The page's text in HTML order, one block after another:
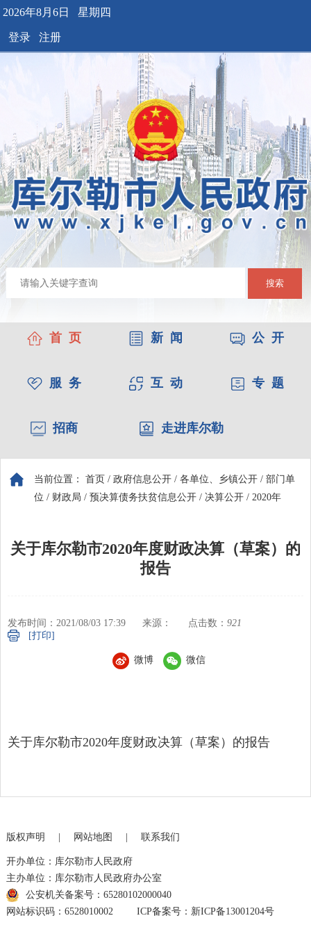
2026年8月6日 星期四
登录 注册
搜索
首 页 新 闻 公 开
服 务 互 动 专 题
招商 走进库尔勒
当前位置： 首页 / 政府信息公开 / 各单位、乡镇公开 / 部门单
位 / 财政局 / 预决算债务扶贫信息公开 / 决算公开 / 2020年
关于库尔勒市2020年度财政决算（草案）的
报告
发布时间：2021/08/03 17:39 来源： 点击数： 921
[打印]
微博 微信
关于库尔勒市2020年度财政决算（草案）的报告
版权声明 | 网站地图 | 联系我们
开办单位：库尔勒市人民政府
主办单位：库尔勒市人民政府办公室
公安机关备案号：65280102000040
网站标识码：6528010002
ICP备案号：新ICP备13001204号